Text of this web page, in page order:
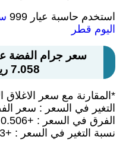
استخدم حاسبة عيار 999
اليوم قطر
7.058 ريال قطري
*المقارنة مع سعر الاغلاق
التغير في السعر : سعر
الفرق في السعر : +0.506 ريال قطري
نسبة التغير في السعر : +7.72283%